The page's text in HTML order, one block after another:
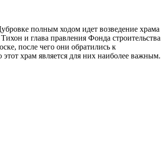
полным ходом идет возведение храма
и глава правления Фонда строительства
после чего они обратились к
храм является для них наиболее важным.